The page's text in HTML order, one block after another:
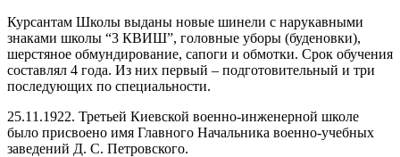
Курсантам Школы выданы новые шинели с нарукавными
знаками школы “3 КВИШ”, головные уборы (буденовки),
шерстяное обмундирование, сапоги и обмотки. Срок обучения
составлял 4 года. Из них первый – подготовительный и три
последующих по специальности.
25.11.1922. Третьей Киевской военно-инженерной школе
было присвоено имя Главного Начальника военно-учебных
заведений Д. С. Петровского.